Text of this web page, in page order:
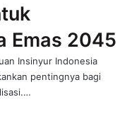
Emas 2045
Insinyur Indonesia
pentingnya bagi